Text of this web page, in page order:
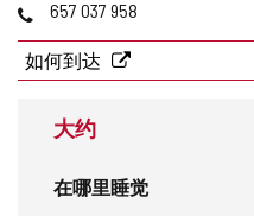
邮
地
址
页
电
657 037 958
如何到达
大约
在哪里睡觉